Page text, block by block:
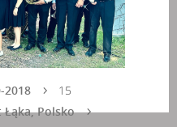
2018
Łąka, Polsko
15